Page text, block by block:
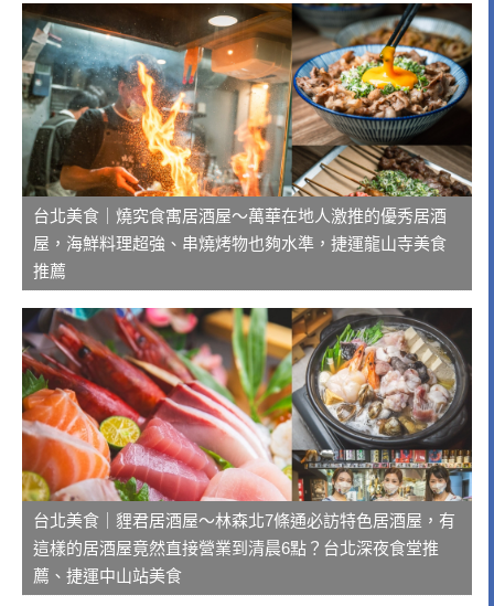
台北美食｜燒究食寓居酒屋～萬華在地人激推的優秀居酒
屋，海鮮料理超強、串燒烤物也夠水準，捷運龍山寺美食
推薦
台北美食｜貍君居酒屋～林森北7條通必訪特色居酒屋，有
這樣的居酒屋竟然直接營業到清晨6點？台北深夜食堂推
薦、捷運中山站美食